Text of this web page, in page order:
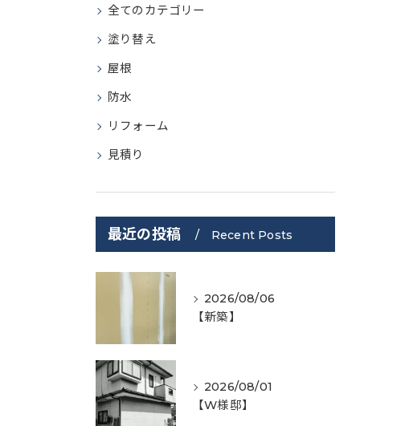
全てのカテゴリー
塗り替え
屋根
防水
リフォーム
見積り
最近の投稿 Recent Posts
2026/08/06
【新築】
2026/08/01
【W様邸】